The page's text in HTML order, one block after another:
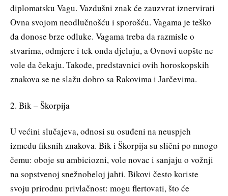
diplomatsku Vagu. Vazdušni znak će zauzvrat iznervirati
Ovna svojom neodlučnošću i sporošću. Vagama je teško
da donose brze odluke. Vagama treba da razmisle o
stvarima, odmjere i tek onda djeluju, a Ovnovi uopšte ne
vole da čekaju. Takođe, predstavnici ovih horoskopskih
znakova se ne slažu dobro sa Rakovima i Jarčevima.
2. Bik – Škorpija
U većini slučajeva, odnosi su osuđeni na neuspjeh
između fiksnih znakova. Bik i Škorpija su slični po mnogo
čemu: oboje su ambiciozni, vole novac i sanjaju o vožnji
na sopstvenoj snežnobeloj jahti. Bikovi često koriste
svoju prirodnu privlačnost: mogu flertovati, što će